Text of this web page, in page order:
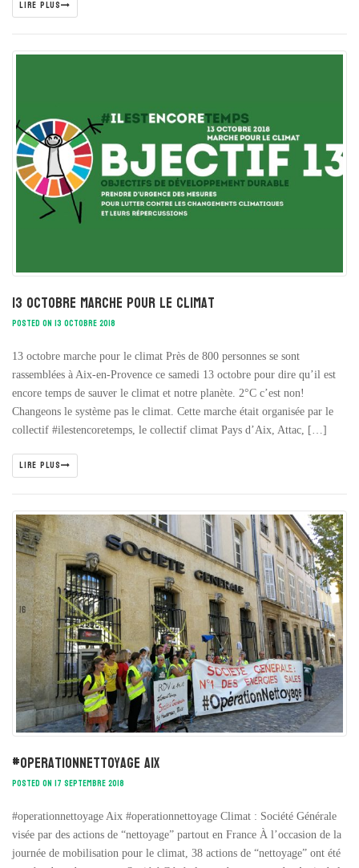
LIRE PLUS
13 octobre marche pour le climat
POSTED ON 13 OCTOBRE 2018
13 octobre marche pour le climat Près de 800 personnes se sont
rassemblées à Aix-en-Provence ce samedi 13 octobre pour dire qu’il est
encore temps de sauver le climat et notre planète. 2°C c’est non!
Changeons le système pas le climat. Cette marche était organisée par le
collectif #ilestencoretemps, le collectif climat Pays d’Aix, Attac, […]
LIRE PLUS
#operationnettoyage Aix
POSTED ON 17 SEPTEMBRE 2018
#operationnettoyage Aix #operationnettoyage Climat : Société Générale
visée par des actions de “nettoyage” partout en France À l’occasion de la
journée de mobilisation pour le climat, 38 actions de “nettoyage” ont été